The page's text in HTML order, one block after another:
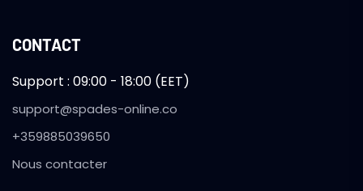
CONTACT
Support : 09:00 - 18:00 (EET)
support@spades-online.co
+359885039650
Nous contacter